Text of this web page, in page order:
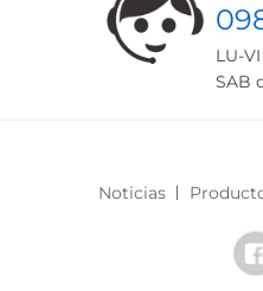
LU-
SAB
Noticias